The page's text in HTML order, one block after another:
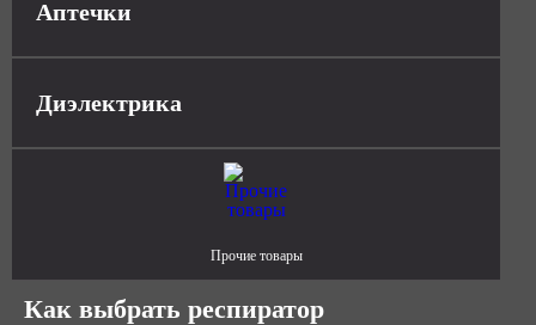
Аптечки
Диэлектрика
Прочие товары
Как выбрать респиратор